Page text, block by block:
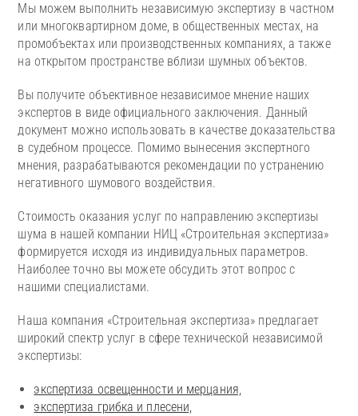
Мы можем выполнить независимую экспертизу в частном
или многоквартирном доме, в общественных местах, на
промобъектах или производственных компаниях, а также
на открытом пространстве вблизи шумных объектов.
Вы получите объективное независимое мнение наших
экспертов в виде официального заключения. Данный
документ можно использовать в качестве доказательства
в судебном процессе. Помимо вынесения экспертного
мнения, разрабатываются рекомендации по устранению
негативного шумового воздействия.
Стоимость оказания услуг по направлению экспертизы
шума в нашей компании НИЦ «Строительная экспертиза»
формируется исходя из индивидуальных параметров.
Наиболее точно вы можете обсудить этот вопрос с
нашими специалистами.
Наша компания «Строительная экспертиза» предлагает
широкий спектр услуг в сфере технической независимой
экспертизы:
экспертиза освещенности и мерцания,
экспертиза грибка и плесени,